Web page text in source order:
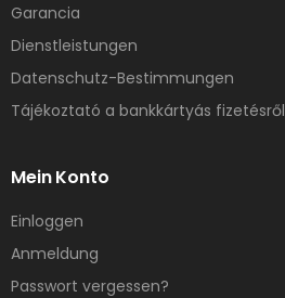
Garancia
Dienstleistungen
Datenschutz-Bestimmungen
Tájékoztató a bankkártyás fizetésről
Mein Konto
Einloggen
Anmeldung
Passwort vergessen?